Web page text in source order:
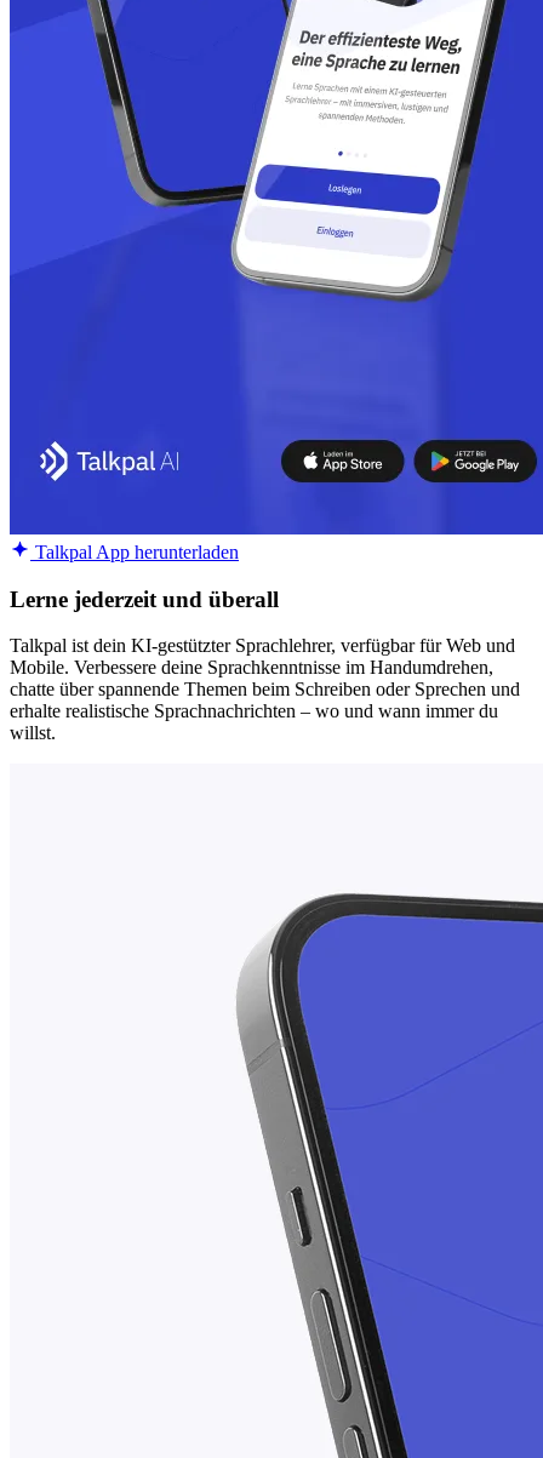
Talkpal App herunterladen
Lerne jederzeit und überall
Talkpal ist dein KI-gestützter Sprachlehrer, verfügbar für Web und
Mobile. Verbessere deine Sprachkenntnisse im Handumdrehen,
chatte über spannende Themen beim Schreiben oder Sprechen und
erhalte realistische Sprachnachrichten – wo und wann immer du
willst.